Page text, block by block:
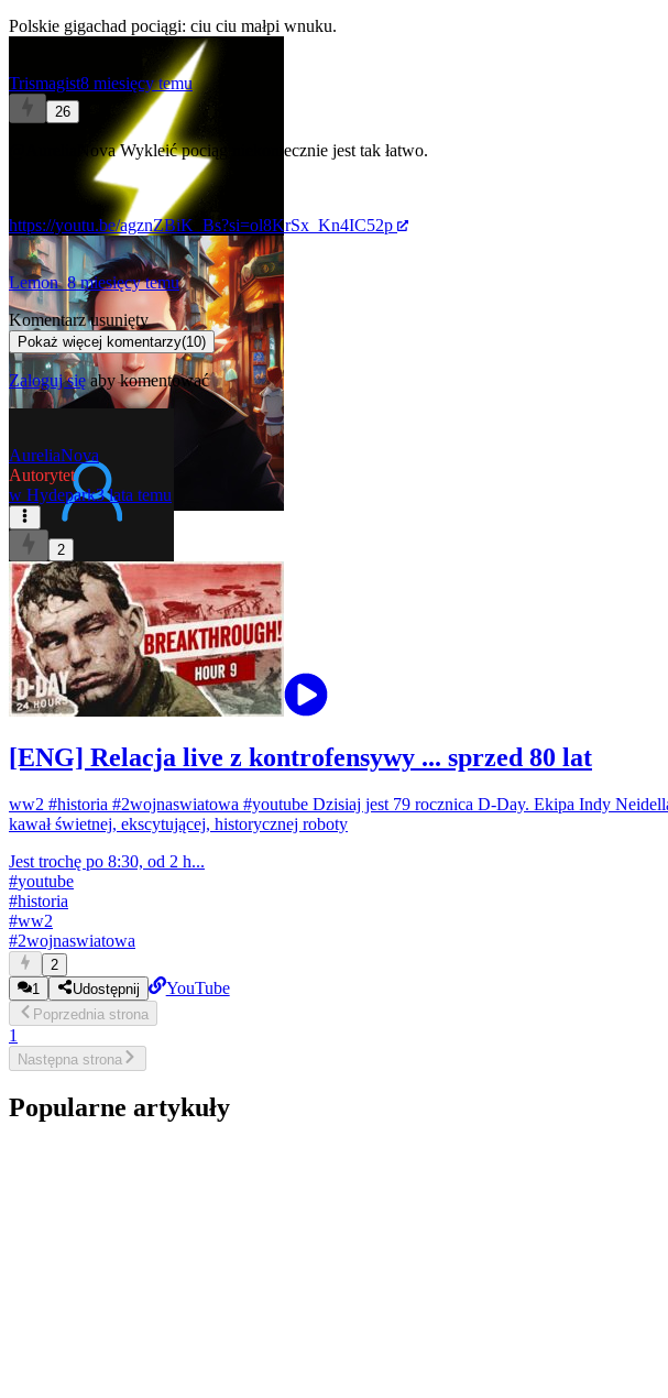
Polskie gigachad pociągi: ciu ciu małpi wnuku.
Trismagist8 miesięcy temu
26
@AureliaNovaWykleić pociąg niekoniecznie jest tak łatwo.
https://youtu.be/agznZBiK_Bs?si=ol8KrSx_Kn4IC52p
Lemon_8 miesięcy temu
Komentarz usunięty
Pokaż więcej komentarzy(10)
Zaloguj sięaby komentować
AureliaNova
Autorytet
w Hydepark3 lata temu
2
[ENG] Relacja live z kontrofensywy ... sprzed 80 lat
ww2 #historia #2wojnaswiatowa #youtube Dzisiaj jest 79 rocznica D-Day. Ekipa Indy
kawał świetnej, ekscytującej, historycznej roboty
Jest trochę po 8:30, od 2 h...
#youtube
#historia
#ww2
#2wojnaswiatowa
2
1
Udostępnij YouTube
Poprzednia strona
1
Następna strona
Popularne artykuły